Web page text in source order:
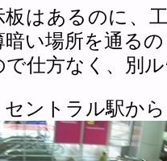
板はあるのに、
暗い場所を通る
で仕方なく、別
セントラル駅か